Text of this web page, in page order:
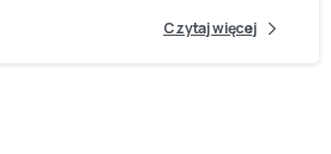
Czytaj więcej